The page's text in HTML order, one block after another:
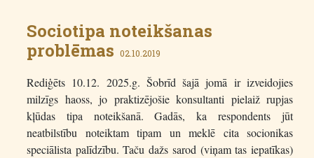
Sociotipa noteikšanas
problēmas 02.10.2019
Rediģēts 10.12. 2025.g. Šobrīd šajā jomā ir izveidojies
milzīgs haoss, jo praktizējošie konsultanti pielaiž rupjas
kļūdas tipa noteikšanā. Gadās, ka respondents jūt
neatbilstību noteiktam tipam un meklē cita socionikas
speciālista palīdzību. Taču dažs sarod (viņam tas iepatīkas)